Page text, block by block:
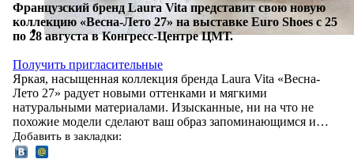
Французский бренд Laura Vita представит свою новую
коллекцию «Весна-Лето 27» на выставке Euro Shoes с 25
по 28 августа в Конгресс-Центре ЦМТ.
Получить пригласительные
Яркая, насыщенная коллекция бренда Laura Vita «Весна-
Лето 27» радует новыми оттенками и мягкими
натуральными материалами. Изысканные, ни на что не
похожие модели сделают ваш образ запоминающимся и…
Добавить в закладки: